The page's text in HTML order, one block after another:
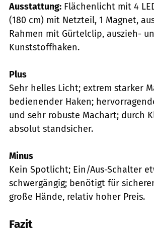
Ausstattung: Flächenlicht mit 4
(180 cm) mit Netzteil, 1 Magnet,
Rahmen mit Gürtelclip, auszieh-
Kunststoffhaken.
Plus
Sehr helles Licht; extrem starker
bedienender Haken;
und sehr robuste Machart; durch
absolut standsicher.
Minus
Kein Spotlicht; Ein/Aus-Schalter
schwergängig; benötigt für
große Hände, relativ hoher Preis.
Fazit